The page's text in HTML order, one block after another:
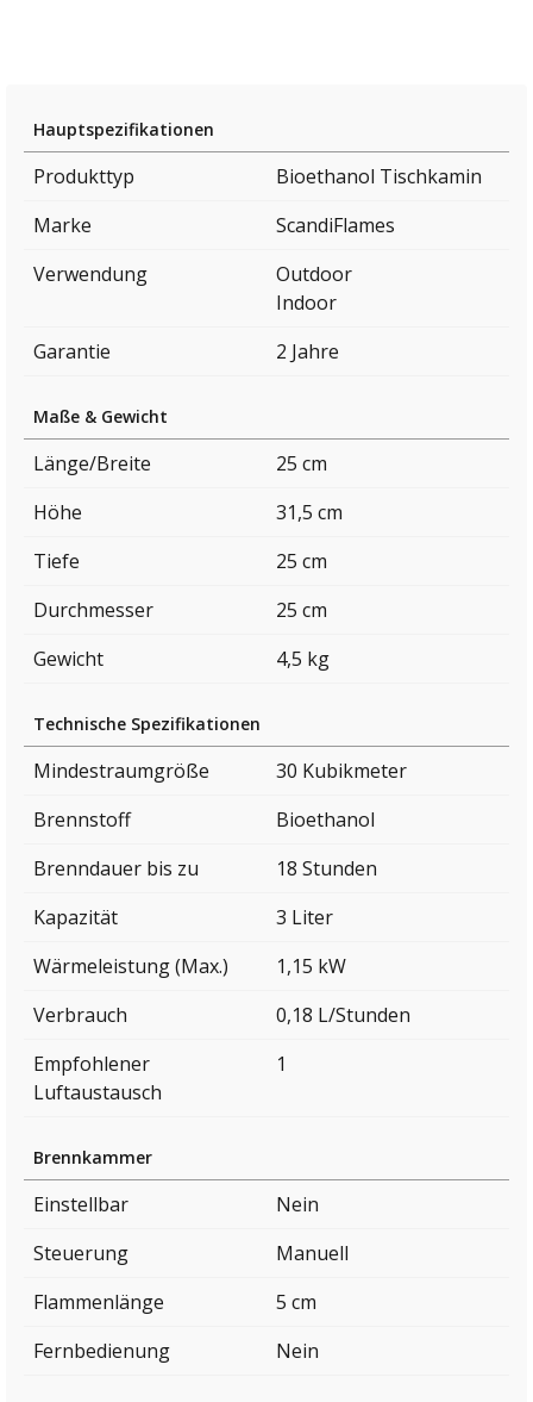
Hauptspezifikationen
Produkttyp
Bioethanol Tischkamin
Marke
ScandiFlames
Verwendung
Outdoor
Indoor
Garantie
2 Jahre
Maße & Gewicht
Länge/Breite
25 cm
Höhe
31,5 cm
Tiefe
25 cm
Durchmesser
25 cm
Gewicht
4,5 kg
Technische Spezifikationen
Mindestraumgröße
30 Kubikmeter
Brennstoff
Bioethanol
Brenndauer bis zu
18 Stunden
Kapazität
3 Liter
Wärmeleistung (Max.)
1,15 kW
Verbrauch
0,18 L/Stunden
Empfohlener
Luftaustausch
1
Brennkammer
Einstellbar
Nein
Steuerung
Manuell
Flammenlänge
5 cm
Fernbedienung
Nein